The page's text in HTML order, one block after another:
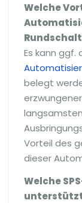
Welche
Es kann ggf.
belegt
Vorteil des
dieser
Welche